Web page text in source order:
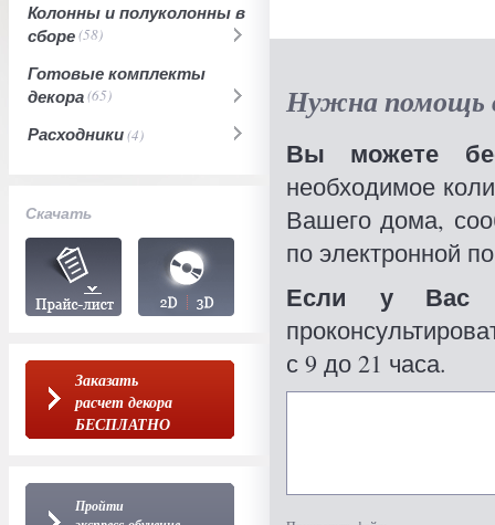
Колонны и полуколонны в
сборе(58)
Готовые комплекты
декора(65)
Расходники(4)
Скачать
Заказать
расчет декора
БЕСПЛАТНО
Пройти
Нужна помощь
Вы можете
необходимое
Вашего дома,
по электронной
Если у Вас
с 9 до 21 часа.